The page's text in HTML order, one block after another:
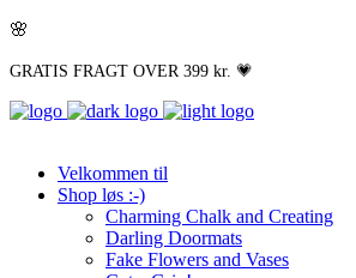
🌸
GRATIS FRAGT OVER 399 kr. 💗
Velkommen til
Shop løs :-)
Charming Chalk and Creating
Darling Doormats
Fake Flowers and Vases